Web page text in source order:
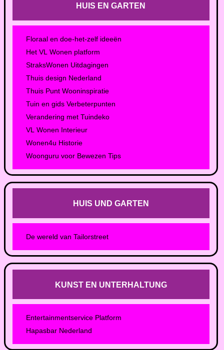
HUIS EN GARTEN
Floraal en doe-het-zelf ideeën
Het VL Wonen platform
StraksWonen Uitdagingen
Thuis design Nederland
Thuis Punt Wooninspiratie
Tuin en gids Verbeterpunten
Verandering met Tuindeko
VL Wonen Interieur
Wonen4u Historie
Woonguru voor Bewezen Tips
HUIS UND GARTEN
De wereld van Tailorstreet
KUNST EN UNTERHALTUNG
Entertainmentservice Platform
Hapasbar Nederland